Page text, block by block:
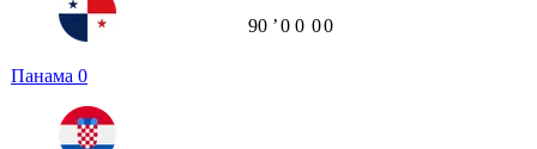
Панама 0
90 ʼ0 0 00